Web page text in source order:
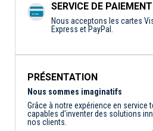
SERVICE DE PAIEMENT
Nous acceptons les cartes
Express et PayPal.
PRÉSENTATION
Nous sommes imaginatifs
Grâce à notre expérience en service
capables d'inventer des solutions
nos clients.